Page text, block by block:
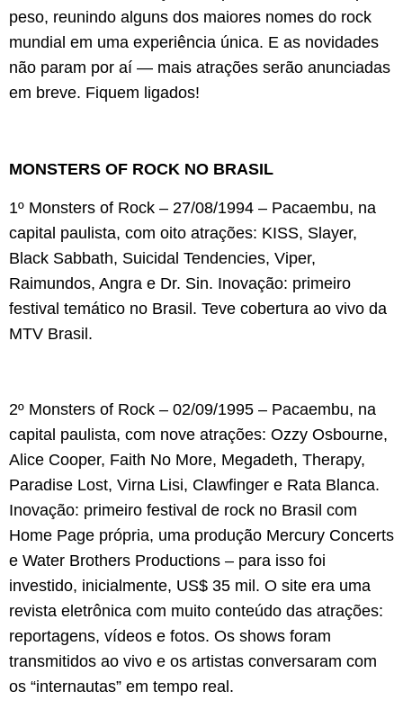
peso, reunindo alguns dos maiores nomes do rock
mundial em uma experiência única. E as novidades
não param por aí — mais atrações serão anunciadas
em breve. Fiquem ligados!
MONSTERS OF ROCK NO BRASIL
1º Monsters of Rock – 27/08/1994 – Pacaembu, na
capital paulista, com oito atrações: KISS, Slayer,
Black Sabbath, Suicidal Tendencies, Viper,
Raimundos, Angra e Dr. Sin. Inovação: primeiro
festival temático no Brasil. Teve cobertura ao vivo da
MTV Brasil.
2º Monsters of Rock – 02/09/1995 – Pacaembu, na
capital paulista, com nove atrações: Ozzy Osbourne,
Alice Cooper, Faith No More, Megadeth, Therapy,
Paradise Lost, Virna Lisi, Clawfinger e Rata Blanca.
Inovação: primeiro festival de rock no Brasil com
Home Page própria, uma produção Mercury Concerts
e Water Brothers Productions – para isso foi
investido, inicialmente, US$ 35 mil. O site era uma
revista eletrônica com muito conteúdo das atrações:
reportagens, vídeos e fotos. Os shows foram
transmitidos ao vivo e os artistas conversaram com
os “internautas” em tempo real.